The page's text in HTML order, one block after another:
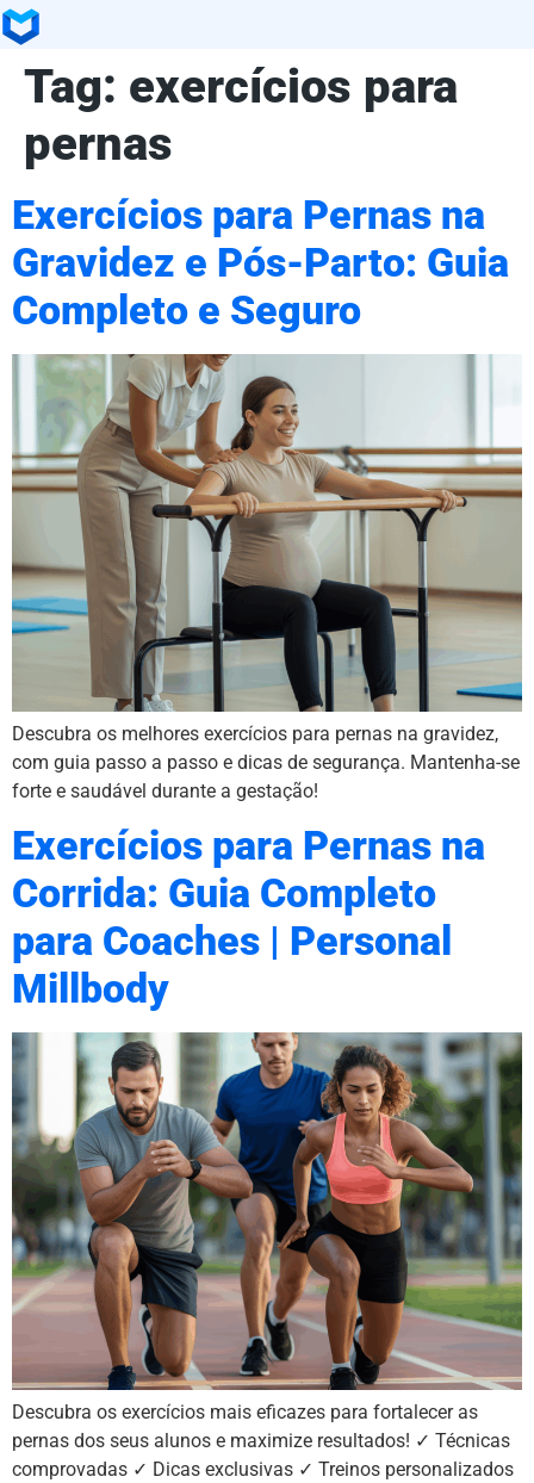
Tag: exercícios para
pernas
Exercícios para Pernas na
Gravidez e Pós-Parto: Guia
Completo e Seguro
Descubra os melhores exercícios para pernas na gravidez,
com guia passo a passo e dicas de segurança. Mantenha-se
forte e saudável durante a gestação!
Exercícios para Pernas na
Corrida: Guia Completo
para Coaches | Personal
Millbody
Descubra os exercícios mais eficazes para fortalecer as
pernas dos seus alunos e maximize resultados! ✓ Técnicas
comprovadas ✓ Dicas exclusivas ✓ Treinos personalizados